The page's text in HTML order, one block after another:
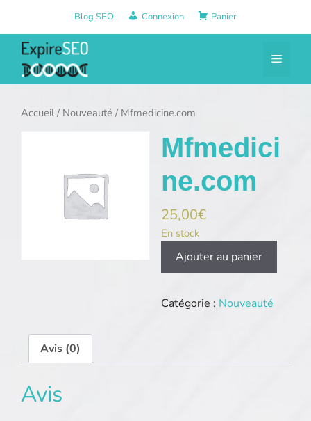
contenu
Blog SEO Connexion Panier
Menu
Accueil/ Nouveauté / Mfmedicine.com
Mfmedici
ne.com
25,00€
En stock
quantité
Ajouter au panier
Catégorie : Nouveauté
Avis (0)
Avis